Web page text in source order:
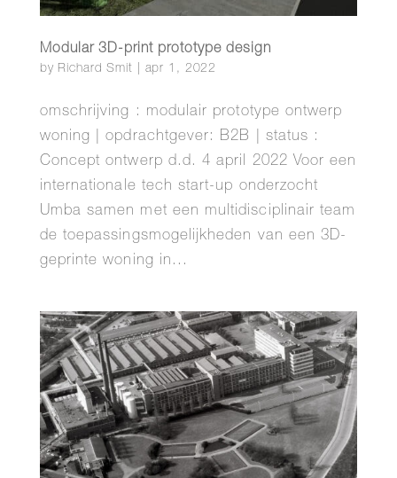
Modular 3D-print prototype design
by Richard Smit apr 1, 2022
omschrijving : modulair prototype ontwerp
woning | opdrachtgever: B2B | status :
Concept ontwerp d.d. 4 april 2022 Voor een
internationale tech start-up onderzocht
Umba samen met een multidisciplinair team
de toepassingsmogelijkheden van een 3D-
geprinte woning in...